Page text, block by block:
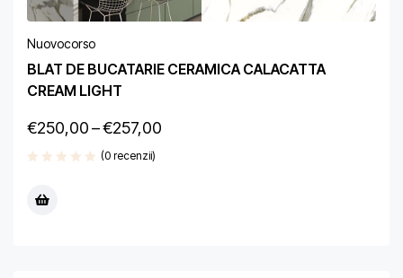
Nuovocorso
BLAT DE BUCATARIE CERAMICA CALACATTA
CREAM LIGHT
€250,00–€257,00
(0 recenzii)